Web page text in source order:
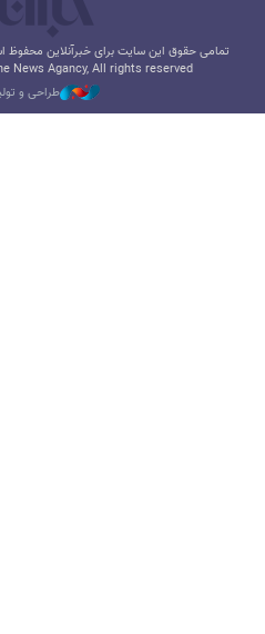
تمامی حقوق این سایت برای خبرآنلاین محفوظ
News Agancy, All rights reserved
طراحی و